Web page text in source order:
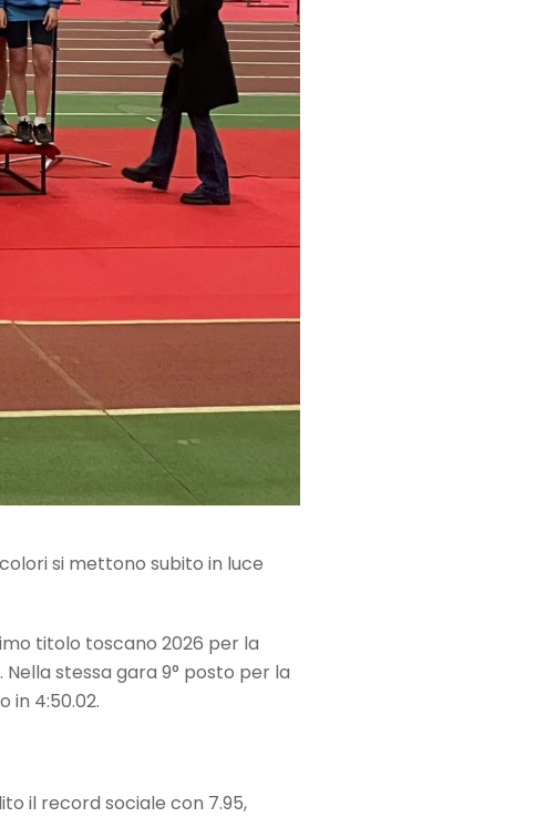
si mettono subito in luce
titolo toscano 2026 per la
stessa gara 9° posto per la
in 4:50.02.
il record sociale con 7.95,